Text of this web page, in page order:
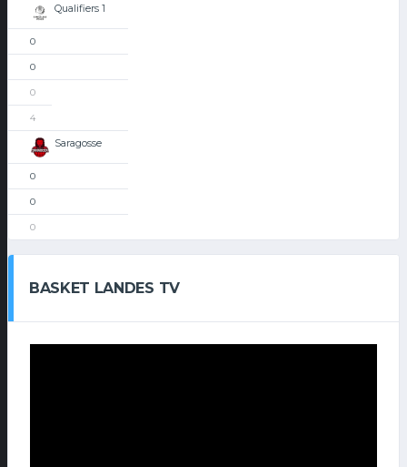
Qualifiers 1
0
0
0
4
Saragosse
0
0
0
BASKET LANDES TV